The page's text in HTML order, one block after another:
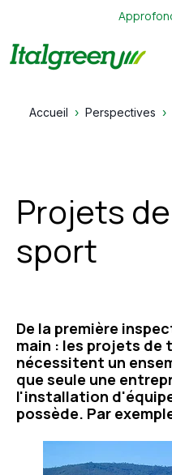
Accueil Perspectives
Projets
sport
De la première
main : les projets de
nécessitent un
que seule une
l'installation
possède. Par